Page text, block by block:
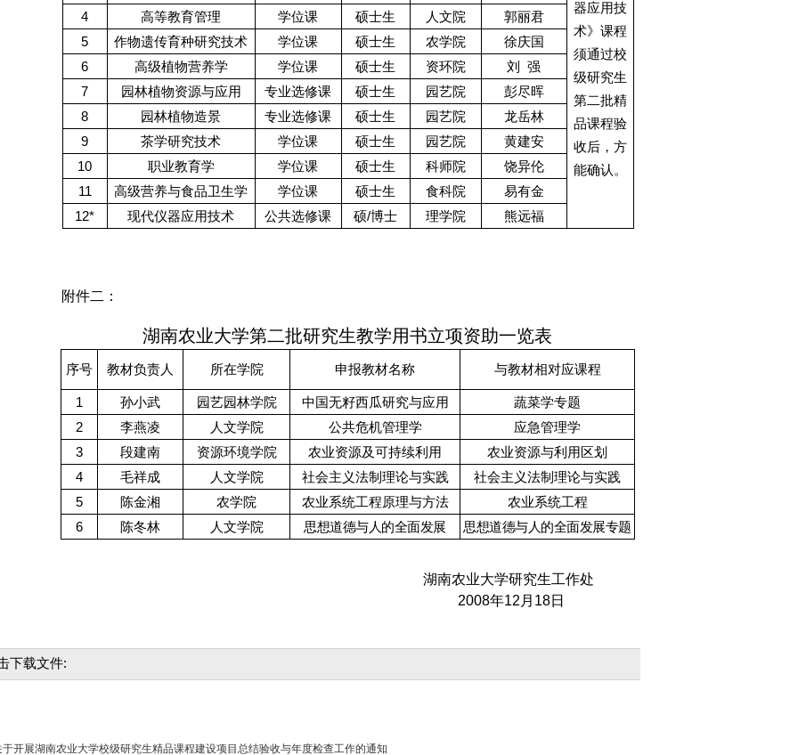
器应用技
术》课程
须通过校
级研究生
第二批精
品课程验
收后，方
能确认。
4 高等教育管理 学位课 硕士生 人文院 郭丽君
5 作物遗传育种研究技术 学位课 硕士生 农学院 徐庆国
6 高级植物营养学 学位课 硕士生 资环院 刘 强
7 园林植物资源与应用 专业选修课 硕士生 园艺院 彭尽晖
8 园林植物造景 专业选修课 硕士生 园艺院 龙岳林
9 茶学研究技术 学位课 硕士生 园艺院 黄建安
10 职业教育学 学位课 硕士生 科师院 饶异伦
11 高级营养与食品卫生学 学位课 硕士生 食科院 易有金
12* 现代仪器应用技术 公共选修课 硕/博士 理学院 熊远福
附件二：
湖南农业大学第二批研究生教学用书立项资助一览表
序号 教材负责人 所在学院 申报教材名称 与教材相对应课程
1 孙小武 园艺园林学院 中国无籽西瓜研究与应用 蔬菜学专题
2 李燕凌 人文学院 公共危机管理学 应急管理学
3 段建南 资源环境学院 农业资源及可持续利用 农业资源与利用区划
4 毛祥成 人文学院 社会主义法制理论与实践 社会主义法制理论与实践
5 陈金湘 农学院 农业系统工程原理与方法 农业系统工程
6 陈冬林 人文学院 思想道德与人的全面发展 思想道德与人的全面发展专题
湖南农业大学研究生工作处
2008年12 月 18日
下载文件:
开展湖南农业大学校级研究生精品课程建设项目总结验收与年度检查工作的通知